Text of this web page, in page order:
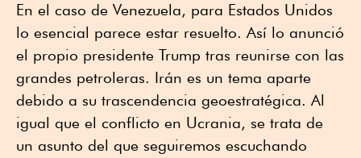
En el caso de Venezuela, para Estados Unidos
lo esencial parece estar resuelto. Así lo anunció
el propio presidente Trump tras reunirse con las
grandes petroleras. Irán es un tema aparte
debido a su trascendencia geoestratégica. Al
igual que el conflicto en Ucrania, se trata de
un asunto del que seguiremos escuchando